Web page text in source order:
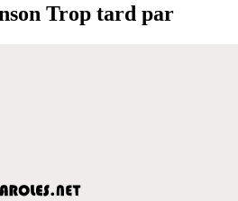
Trop tard par